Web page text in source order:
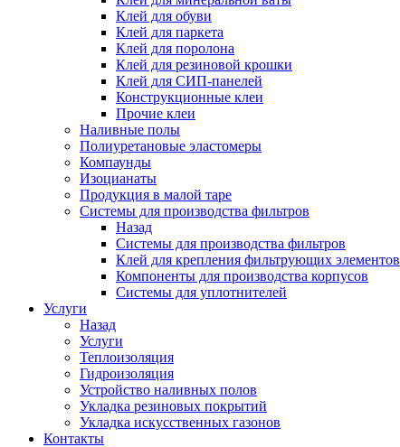
Клей для обуви
Клей для паркета
Клей для поролона
Клей для резиновой крошки
Клей для СИП-панелей
Конструкционные клеи
Прочие клеи
Наливные полы
Полиуретановые эластомеры
Компаунды
Изоцианаты
Продукция в малой таре
Системы для производства фильтров
Назад
Системы для производства фильтров
Клей для крепления фильтрующих элементов
Компоненты для производства корпусов
Системы для уплотнителей
Услуги
Назад
Услуги
Теплоизоляция
Гидроизоляция
Устройство наливных полов
Укладка резиновых покрытий
Укладка искусственных газонов
Контакты